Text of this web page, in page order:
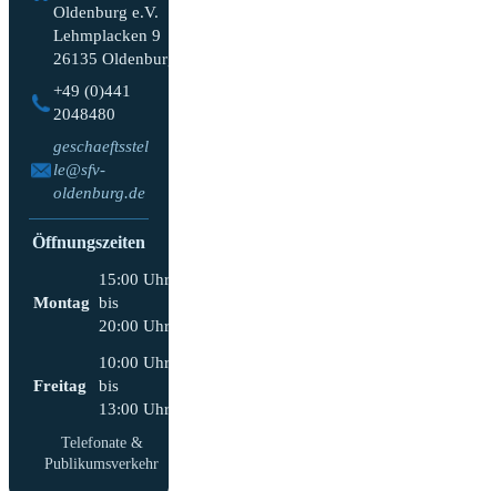
Oldenburg e.V.
Lehmplacken 9
26135 Oldenburg
+49 (0)441
2048480
geschaeftsstel
le@sfv-
oldenburg.de
Öffnungszeiten
Montag
15:00 Uhr
bis
20:00 Uhr
Freitag
10:00 Uhr
bis
13:00 Uhr
Telefonate &
Publikumsverkehr